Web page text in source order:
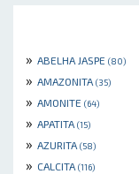
» ABELHA JASPE (80)
» AMAZONITA (35)
» AMONITE (64)
» APATITA (15)
» AZURITA (58)
» CALCITA (116)